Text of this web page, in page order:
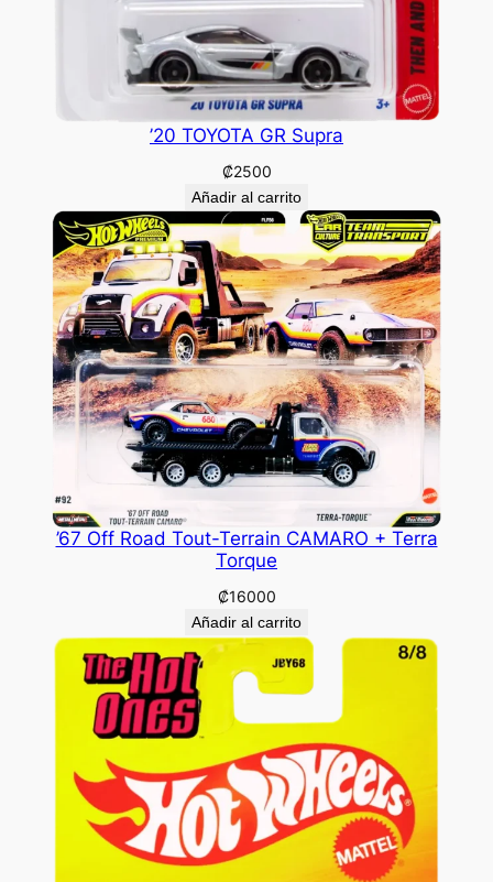
’20 TOYOTA GR Supra
₡2500
Añadir al carrito
’67 Off Road Tout-Terrain CAMARO + Terra
Torque
₡16000
Añadir al carrito